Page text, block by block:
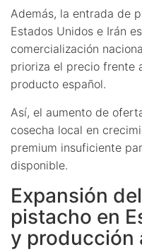
Además, la entrada de
Estados Unidos e Irán
comercialización
prioriza el precio frente
producto español.
Así, el aumento de
cosecha local en
premium insuficiente
disponible.
Expansión
pistacho en
y producción